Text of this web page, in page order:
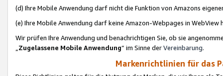
(d) Ihre Mobile Anwendung darf nicht die Funktion von Amazons
(e) Ihre Mobile Anwendung darf keine Amazon-Webpages in WebView
Wir prüfen Ihre Anwendung und benachrichtigen Sie, ob sie
„Zugelassene Mobile Anwendung“ im Sinne derVereinbarung.
Markenrichtlinien für das